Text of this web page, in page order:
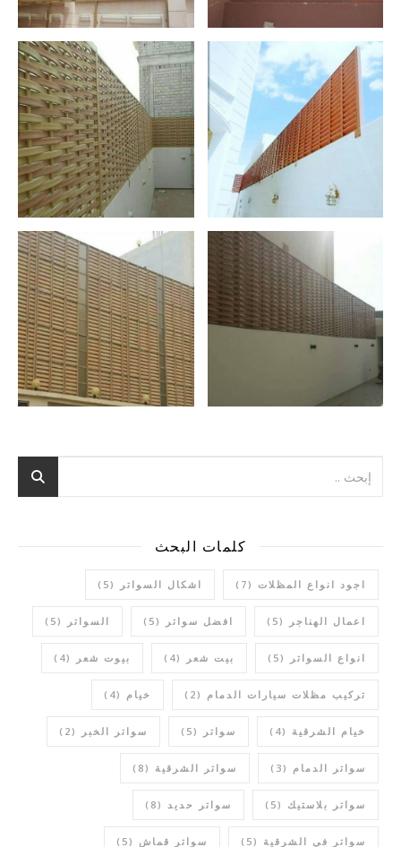
كلمات البحث
اجود انواع المظلات (7) اشكال السواتر (5)
اعمال الهناجر (5) افضل سواتر (5) السواتر (5)
انواع السواتر (5) بيت شعر (4) بيوت شعر (4)
تركيب مظلات سيارات الدمام (2) خيام (4)
خيام الشرقية (4) سواتر (5) سواتر الخبر (2)
سواتر الدمام (3) سواتر الشرقية (8)
سواتر بلاستيك (5) سواتر حديد (8)
سواتر في الشرقية (5) سواتر قماش (5)